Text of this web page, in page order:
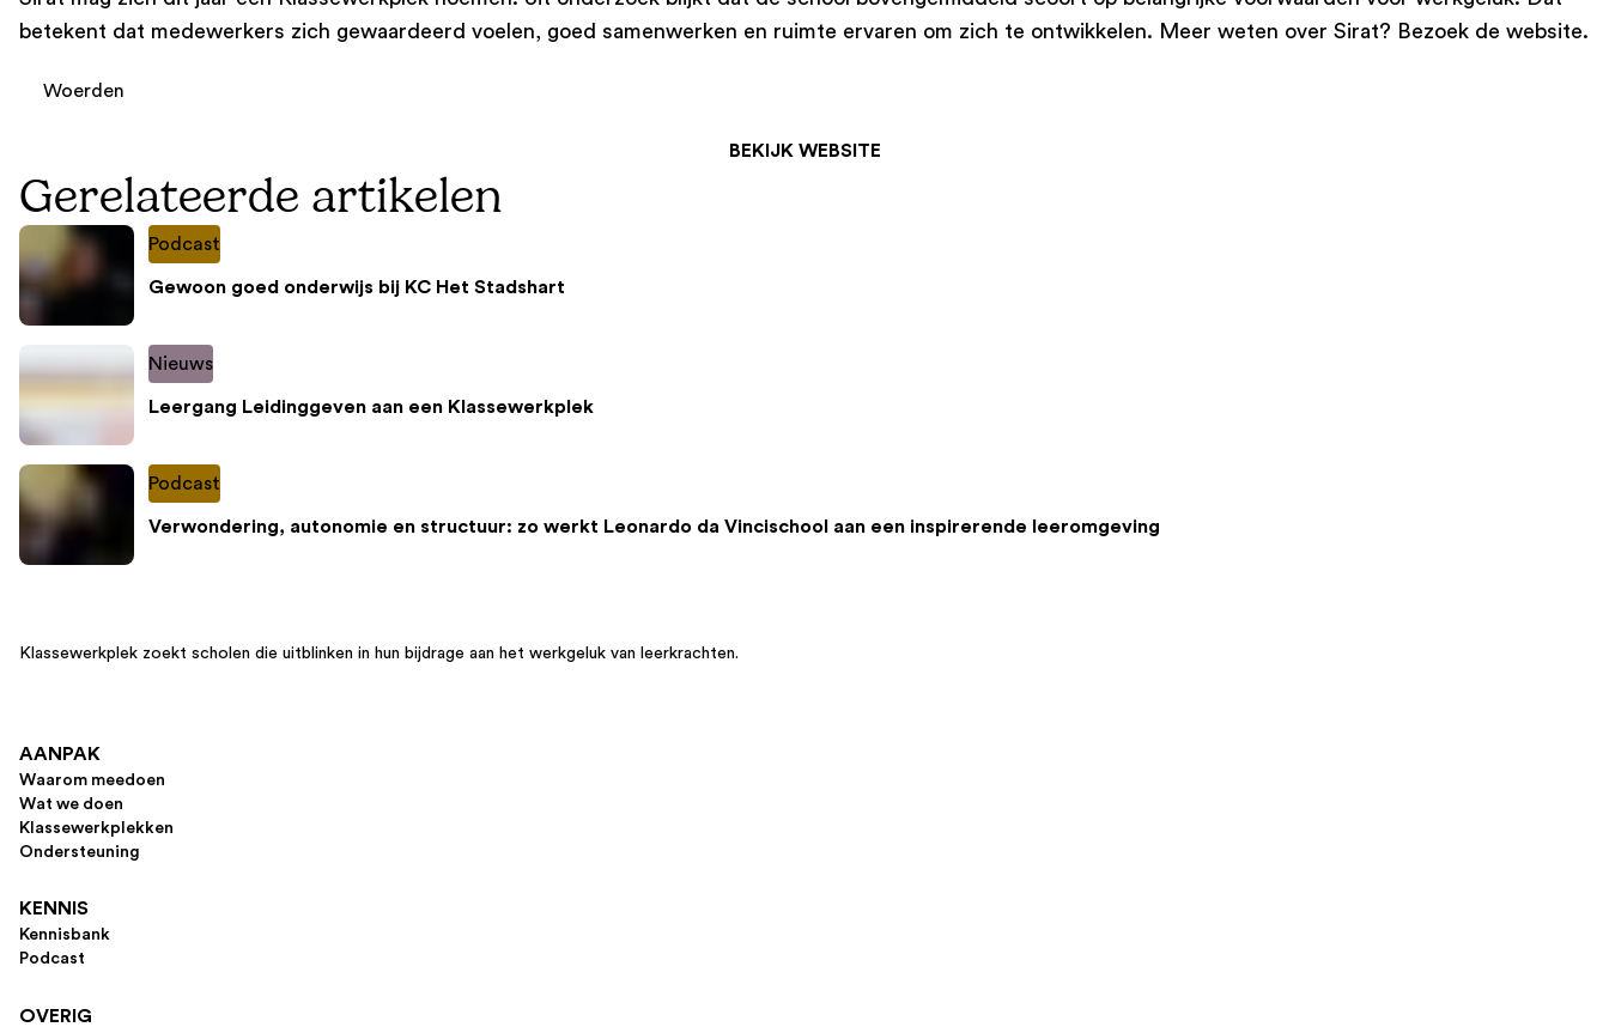
betekent dat medewerkers zich gewaardeerd voelen, goed samenwerken en ruimte ervaren om zich te ontwikkelen. Meer weten over Sirat? Bezoek de website.
Woerden
BEKIJK WEBSITE
Gerelateerde artikelen
Podcast
Gewoon goed onderwijs bij KC Het Stadshart
Nieuws
Leergang Leidinggeven aan een Klassewerkplek
Podcast
Verwondering, autonomie en structuur: zo werkt Leonardo da Vincischool aan een inspirerende leeromgeving
Klassewerkplek zoekt scholen die uitblinken in hun bijdrage aan het werkgeluk van leerkrachten.
AANPAK
Waarom meedoen
Wat we doen
Klassewerkplekken
Ondersteuning
KENNIS
Kennisbank
Podcast
OVERIG